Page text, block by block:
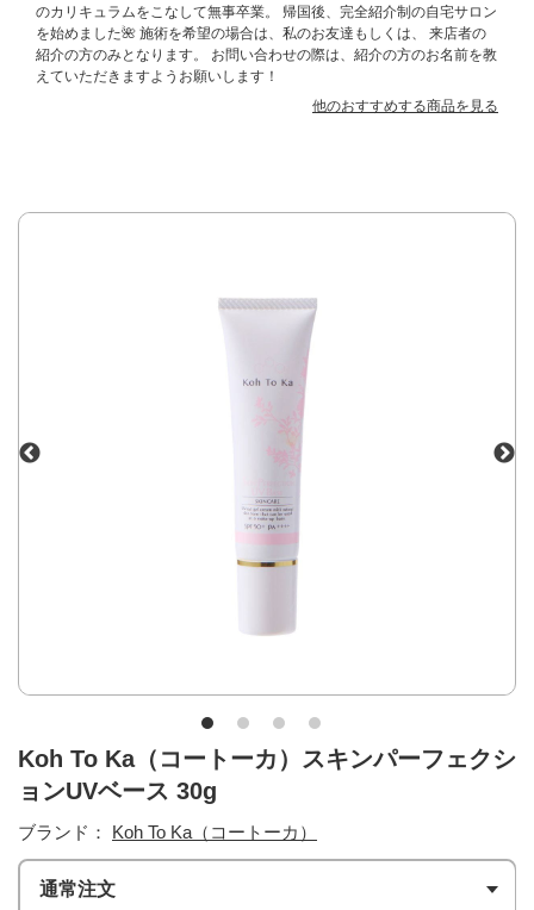
のカリキュラムをこなして無事卒業。 帰国後、完全紹介制の自宅サロン
を始めました🌺 施術を希望の場合は、私のお友達もしくは、 来店者の
紹介の方のみとなります。 お問い合わせの際は、紹介の方のお名前を教
えていただきますようお願いします！
他のおすすめする商品を見る
Koh To Ka（コートーカ）スキンパーフェクシ
ョンUVベース 30g
ブランド： Koh To Ka（コートーカ）
通常注文